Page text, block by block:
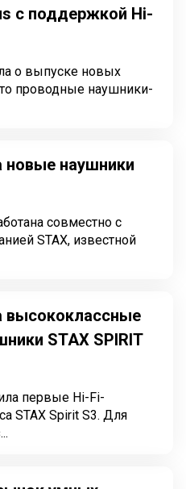
с поддержкой Hi-
о выпуске новых
проводные наушники-
новые наушники
совместно с
STAX, известной
высококлассные
STAX SPIRIT
первые Hi-Fi-
STAX Spirit S3. Для